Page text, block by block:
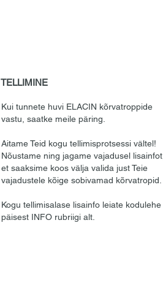
TELLIMINE
Kui tunnete huvi ELACIN kõrvatroppide
vastu, saatke meile päring.
Aitame Teid kogu tellimisprotsessi vältel!
Nõustame ning jagame vajadusel lisainfot,
et saaksime koos välja valida just Teie
vajadustele kõige sobivamad kõrvatropid.
Kogu tellimisalase lisainfo leiate kodulehe
päisest INFO rubriigi alt.